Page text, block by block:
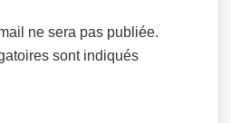
ne sera pas publiée.
sont indiqués